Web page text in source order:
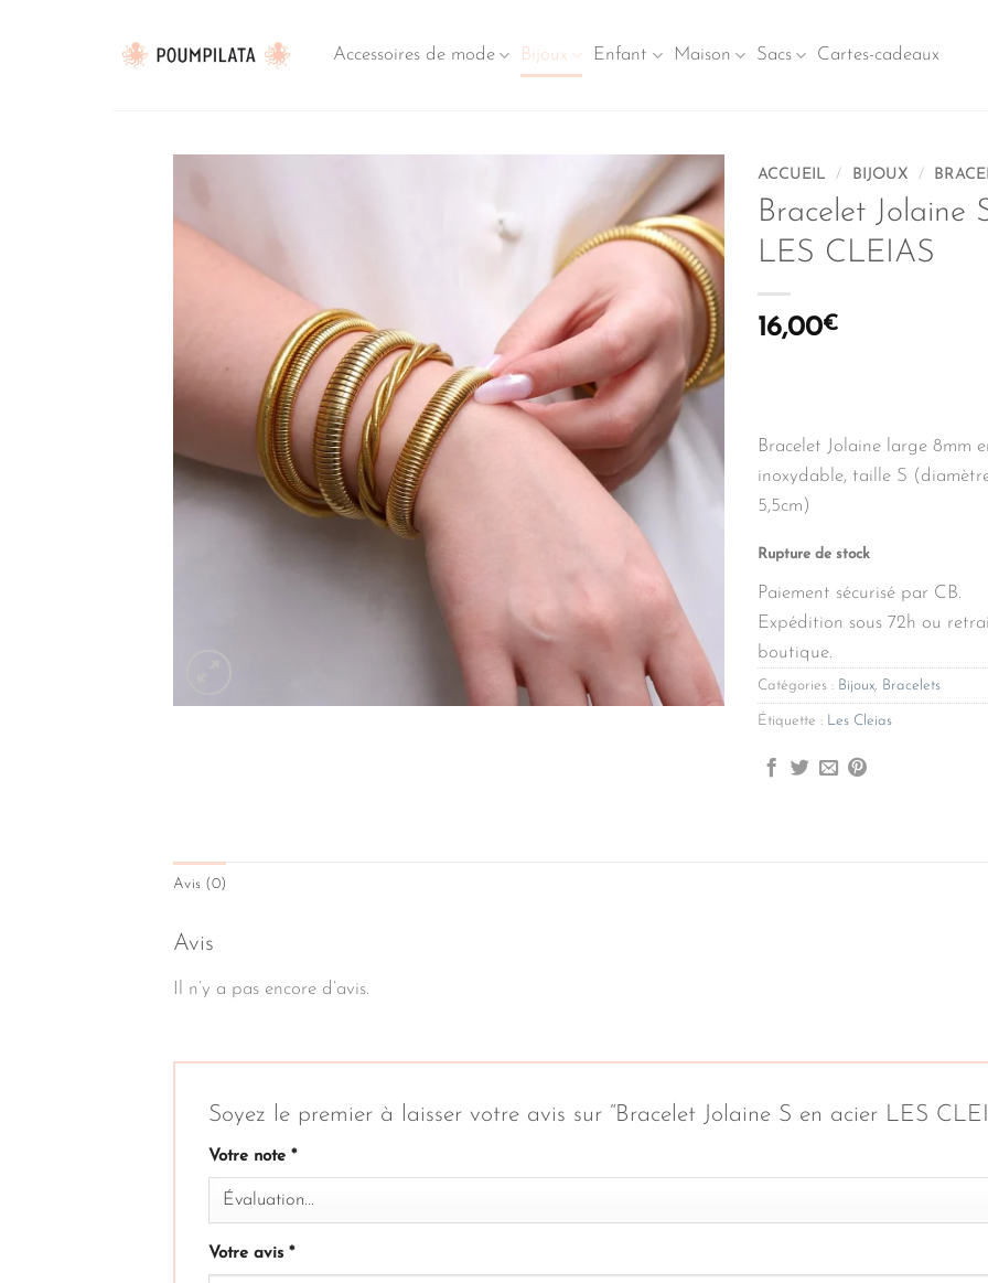
contenu
Accessoires de mode Bijoux Enfant Maison Sacs Cartes-cadeaux
ACCUEIL / BIJOUX /
Bracelet Jolaine
LES CLEIAS
16,00€
Bracelet Jolaine large 8mm
inoxydable, taille S
5,5cm)
Rupture de stock
Paiement sécurisé par CB.
Expédition sous 72h ou
boutique.
Catégories : Bijoux, Bracelets
Étiquette : Les Cleias
Avis (0)
Avis
Il n’y a pas encore d’avis.
Soyez le premier à laisser votre avis sur “Bracelet Jolaine S en acier LES
Votre note *
Votre avis *